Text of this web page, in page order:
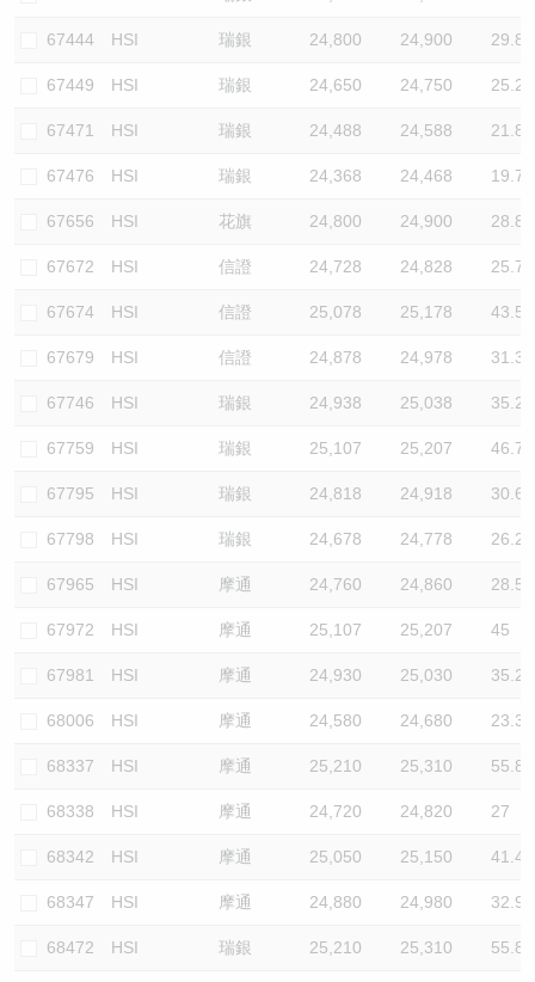
67444 HSI 瑞銀 24,800 24,900 29.8
67449 HSI 瑞銀 24,650 24,750 25.2
67471 HSI 瑞銀 24,488 24,588 21.8
67476 HSI 瑞銀 24,368 24,468 19.7
67656 HSI 花旗 24,800 24,900 28.8
67672 HSI 信證 24,728 24,828 25.7
67674 HSI 信證 25,078 25,178 43.5
67679 HSI 信證 24,878 24,978 31.3
67746 HSI 瑞銀 24,938 25,038 35.2
67759 HSI 瑞銀 25,107 25,207 46.7
67795 HSI 瑞銀 24,818 24,918 30.6
67798 HSI 瑞銀 24,678 24,778 26.2
67965 HSI 摩通 24,760 24,860 28.5
67972 HSI 摩通 25,107 25,207 45
67981 HSI 摩通 24,930 25,030 35.2
68006 HSI 摩通 24,580 24,680 23.3
68337 HSI 摩通 25,210 25,310 55.8
68338 HSI 摩通 24,720 24,820 27
68342 HSI 摩通 25,050 25,150 41.4
68347 HSI 摩通 24,880 24,980 32.9
68472 HSI 瑞銀 25,210 25,310 55.8